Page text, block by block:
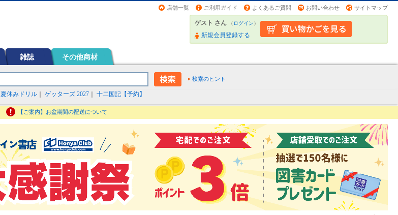
店舗一覧 ご利用ガイド よくあるご質問 お問い合わせ サイトマップ
ゲスト さん （ログイン）
新規会員登録する
雑誌 その他商材
検索のヒント
夏休みドリル ゲッターズ 2027 十二国記【予約】
【ご案内】お盆期間の配送について